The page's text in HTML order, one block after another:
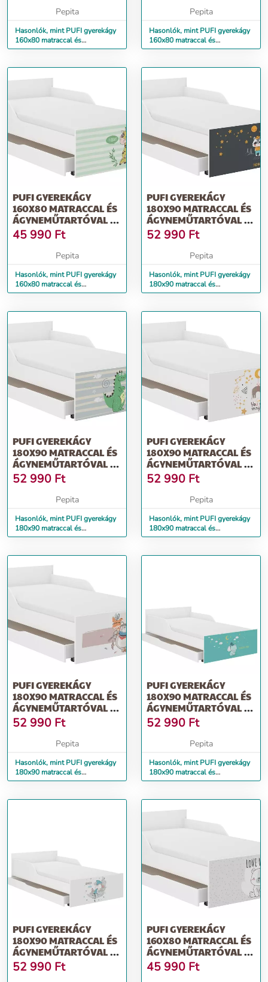
Pepita
Hasonlók, mint PUFI gyerekágy
160x80 matraccal és
ágyneműtartóval - elefánt
Pepita
Hasonlók, mint PUFI gyerekágy
160x80 matraccal és
ágyneműtartóval - álomszuszék
PUFI GYEREKÁGY
160X80 MATRACCAL ÉS
ÁGYNEMŰTARTÓVAL -
ZSIRÁF
45 990 Ft
Pepita
Hasonlók, mint PUFI gyerekágy
160x80 matraccal és
ágyneműtartóval - zsiráf
PUFI GYEREKÁGY
180X90 MATRACCAL ÉS
ÁGYNEMŰTARTÓVAL -
BORZ
52 990 Ft
Pepita
Hasonlók, mint PUFI gyerekágy
180x90 matraccal és
ágyneműtartóval - borz
PUFI GYEREKÁGY
180X90 MATRACCAL ÉS
ÁGYNEMŰTARTÓVAL -
DINO
52 990 Ft
Pepita
Hasonlók, mint PUFI gyerekágy
180x90 matraccal és
ágyneműtartóval - dino
PUFI GYEREKÁGY
180X90 MATRACCAL ÉS
ÁGYNEMŰTARTÓVAL -
MACSEK
52 990 Ft
Pepita
Hasonlók, mint PUFI gyerekágy
180x90 matraccal és
ágyneműtartóval - macsek
PUFI GYEREKÁGY
180X90 MATRACCAL ÉS
ÁGYNEMŰTARTÓVAL -
MACI
52 990 Ft
Pepita
Hasonlók, mint PUFI gyerekágy
180x90 matraccal és
ágyneműtartóval - maci
PUFI GYEREKÁGY
180X90 MATRACCAL ÉS
ÁGYNEMŰTARTÓVAL -
ELEFÁNT
52 990 Ft
Pepita
Hasonlók, mint PUFI gyerekágy
180x90 matraccal és
ágyneműtartóval - elefánt
PUFI GYEREKÁGY
180X90 MATRACCAL ÉS
ÁGYNEMŰTARTÓVAL -
ÁLOMSZUSZÉK
52 990 Ft
PUFI GYEREKÁGY
160X80 MATRACCAL ÉS
ÁGYNEMŰTARTÓVAL -
FEHÉR MACI
45 990 Ft